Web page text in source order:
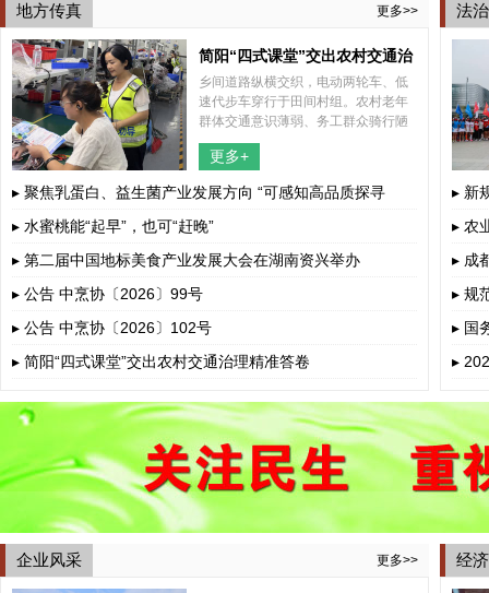
地方传真 更多>>
简阳“四式课堂”交出农村交通治
理精准答卷
乡间道路纵横交织，电动两轮车、低
速代步车穿行于田间村组。农村老年
群体交通意识薄弱、务工群众骑行陋
习突出、孩童上下学接送风险暗藏，
多重道路安全隐患交织叠加。
更多+
▸ 聚焦乳蛋白、益生菌产业发展方向 “可感知高品质探寻
荟”呼和浩...
▸ 水蜜桃能“起早”，也可“赶晚”
▸ 第二届中国地标美食产业发展大会在湖南资兴举办
▸ 公告 中烹协〔2026〕99号
▸ 公告 中烹协〔2026〕102号
▸ 简阳“四式课堂”交出农村交通治理精准答卷
法
▸ 新
▸ 农
▸ 成
▸ 规
▸ 国
若干
▸
企业风采 更多>> 经